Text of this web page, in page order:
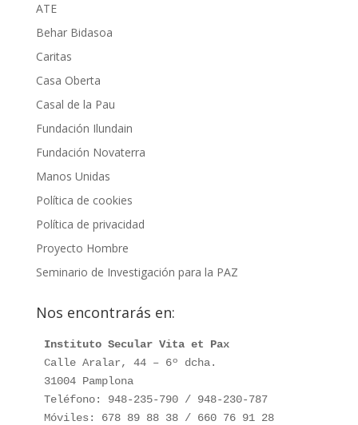
ATE
Behar Bidasoa
Caritas
Casa Oberta
Casal de la Pau
Fundación Ilundain
Fundación Novaterra
Manos Unidas
Política de cookies
Política de privacidad
Proyecto Hombre
Seminario de Investigación para la PAZ
Nos encontrarás en:
Instituto Secular Vita et Pax
Calle Aralar, 44 – 6º dcha.
31004 Pamplona
Teléfono: 948-235-790 / 948-230-787
Móviles: 678 89 88 38 / 660 76 91 28